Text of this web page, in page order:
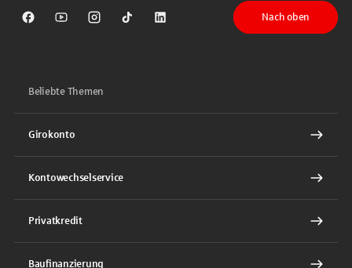
Sparkasse auf Facebook
Sparkasse auf Youtube
Sparkasse auf Instagram
Sparkasse auf TikTok
Sparkasse auf LinkedIn
Nach oben
Beliebte Themen
Girokonto
Kontowechselservice
Privatkredit
Baufinanzierung